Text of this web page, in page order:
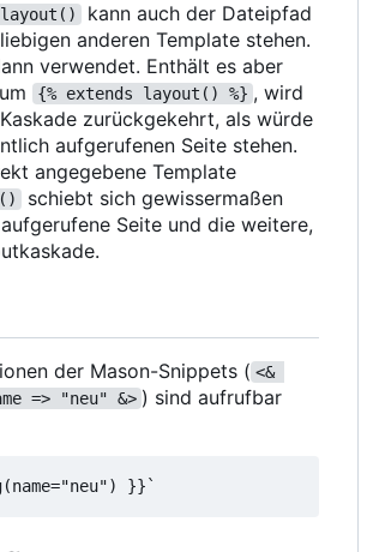
layout()
kann auch der Dateipfad
anderen Template stehen.
verwendet. Enthält es aber
{% extends layout() %} , wird
zurückgekehrt, als würde
aufgerufenen Seite stehen.
angegebene Template
schiebt sich gewissermaßen
Seite und die weitere,
der Mason-Snippets ( <&
=> "neu" &> ) sind aufrufbar